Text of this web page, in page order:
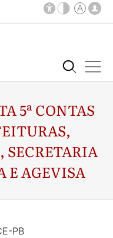
5ª CONTAS
SECRETARIA
E AGEVISA
PB